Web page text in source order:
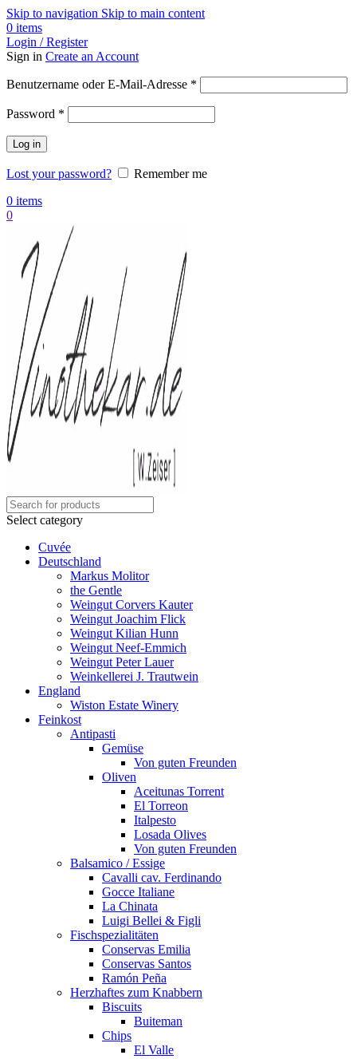
Skip to navigation Skip to main content
0 items
Login / Register
Sign in Create an Account
Benutzername oder E-Mail-Adresse *
Password *
Log in
Lost your password?
Remember me
0 items
0
Select category
Cuvée
Deutschland
Markus Molitor
the Gentle
Weingut Corvers Kauter
Weingut Joachim Flick
Weingut Kilian Hunn
Weingut Neef-Emmich
Weingut Peter Lauer
Weinkellerei J. Trautwein
England
Wiston Estate Winery
Feinkost
Antipasti
Gemüse
Von guten Freunden
Oliven
Aceitunas Torrent
El Torreon
Italpesto
Losada Olives
Von guten Freunden
Balsamico / Essige
Cavalli cav. Ferdinando
Gocce Italiane
La Chinata
Luigi Bellei & Figli
Fischspezialitäten
Conservas Emilia
Conservas Santos
Ramón Peña
Herzhaftes zum Knabbern
Biscuits
Buiteman
Chips
El Valle